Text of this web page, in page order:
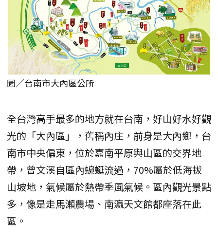
圖／台南市大內區公所
全台灣高手最多的地方就在台南，好山好水好觀
光的「大內區」，舊稱內庄，前身是大內鄉，台
南市中央偏東，位於嘉南平原與山區的交界地
帶，曾文溪自區內蜿蜒流過，70%屬於低海拔
山坡地，氣候屬於熱帶季風氣候。區內觀光景點
多，像是走馬瀨農場、南瀛天文館都座落在此
區。